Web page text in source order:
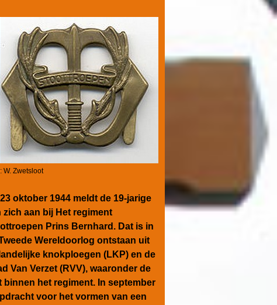
W. Zwetsloot
oktober 1944 meldt de 19-jarige
zich aan bij Het regiment
Prins Bernhard. Dat is in
Wereldoorlog ontstaan uit
knokploegen (LKP) en de
Van Verzet (RVV), waaronder de
binnen het regiment. In september
voor het vormen van een